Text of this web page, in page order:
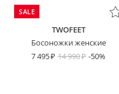
SALE
TWOFEET
Босоножки женские
7 495
14 990 -50%